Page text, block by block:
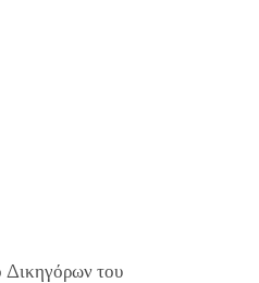
Δικηγόρων του